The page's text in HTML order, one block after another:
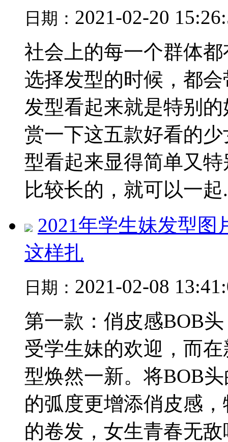
日期： 2021-02-20
社会上的每一个群体
选择发型的时候，都
发型看起来就是特别
赏一下这五款好看的
型看起来显得简单又
比较长的，就可以一起
2021年学生妹发型图
这样扎
日期： 2021-02-08
第一款：俏皮感BOB
受学生妹的欢迎，而
型焕然一新。将BOB
的弧度更增添俏皮感
的卷发，女生青春无